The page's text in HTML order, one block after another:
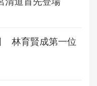
林育賢成第一位